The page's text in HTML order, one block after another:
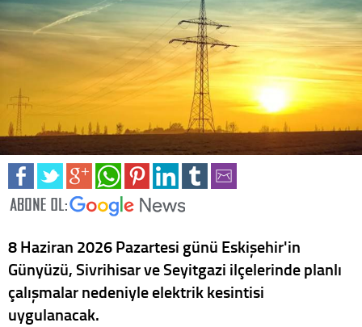
8 Haziran 2026 Pazartesi günü Eskişehir'in
Günyüzü, Sivrihisar ve Seyitgazi ilçelerinde planlı
çalışmalar nedeniyle elektrik kesintisi
uygulanacak.